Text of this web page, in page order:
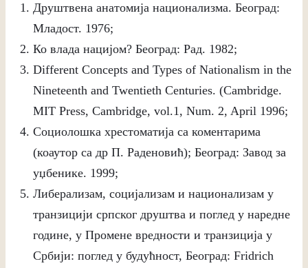
Друштвена анатомија национализма. Београд:
Младост. 1976;
Ко влада нацијом? Београд: Рад. 1982;
Different Concepts and Types of Nationalism in the
Nineteenth and Twentieth Centuries. (Cambridge.
MIT Press, Cambridge, vol.1, Num. 2, April 1996;
Социолошка хрестоматија са коментарима
(коаутор са др П. Раденовић); Београд: Завод за
уџбенике. 1999;
Либерализам, социјализам и национализам у
транзицији српског друштва и поглед у наредне
године, у Промене вредности и транзиција у
Србији: поглед у будућност, Београд: Fridrich